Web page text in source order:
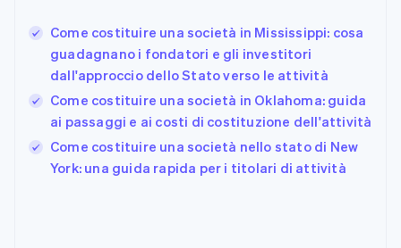
Come costituire una società in Mississippi: cosa
guadagnano i fondatori e gli investitori
dall'approccio dello Stato verso le attività
Come costituire una società in Oklahoma: guida
ai passaggi e ai costi di costituzione dell'attività
Come costituire una società nello stato di New
York: una guida rapida per i titolari di attività
DeutschEnglish
Giappone
日本語English
English
Grecia
English
India